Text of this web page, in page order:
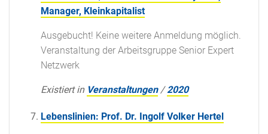
Manager, Kleinkapitalist
Ausgebucht! Keine weitere Anmeldung möglich.
Veranstaltung der Arbeitsgruppe Senior Expert
Netzwerk
Existiert in Veranstaltungen /2020
Lebenslinien: Prof. Dr. Ingolf Volker Hertel